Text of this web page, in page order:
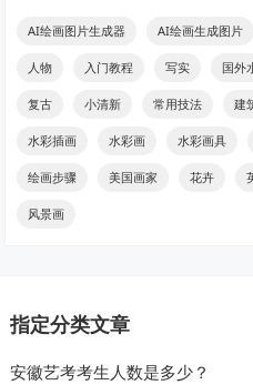
AI绘画图片生成器 AI绘画生成图片
人物 入门教程 写实 国外
复古 小清新 常用技法 建
水彩插画 水彩画 水彩画具
绘画步骤 美国画家 花卉
风景画
指定分类文章
安徽艺考考生人数是多少？